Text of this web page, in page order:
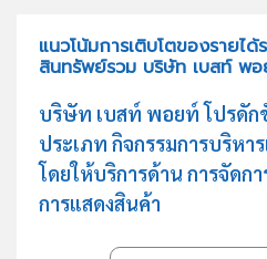
แนวโน้มการเติบโตของรายไ
สินทรัพย์รวม บริษัท เบสท์ พ
บริษัท เบสท์ พอยท์ โปรดัก
ประเภท กิจกรรมการบริห
โดยให้บริการด้าน การจัดก
การแสดงสินค้า